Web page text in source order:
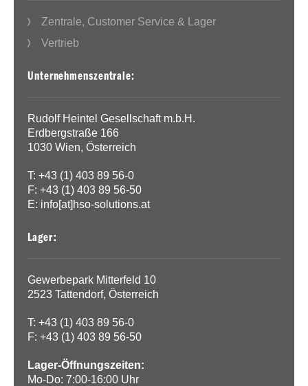
Zentrale, Customer Service & Lager
Vertrieb
Unternehmenszentrale:
Rudolf Heintel Gesellschaft m.b.H.
Erdbergstraße 166
1030 Wien, Österreich
T: +43 (1) 403 89 56-0
F: +43 (1) 403 89 56-50
E: info[at]hso-solutions.at
Lager:
Gewerbepark Mitterfeld 10
2523 Tattendorf, Österreich
T: +43 (1) 403 89 56-0
F: +43 (1) 403 89 56-50
Lager-Öffnungszeiten:
Mo-Do: 7:00-16:00 Uhr